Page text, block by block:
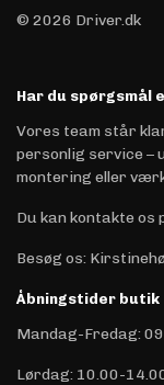
© 2026 Driver.dk
Har du spørgsmål
Vores team står
personlig service –
montering eller
Du kan kontakte os
Besøg os:
Åbningstider butik
Mandag-Fredag:
Lørdag: 10.00-